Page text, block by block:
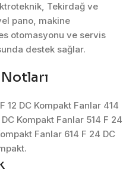
Tekirdağ ve
pano, makine
otomasyonu ve servis
destek sağlar.
12 DC Kompakt Fanlar 414
Kompakt Fanlar 514 F 24
Fanlar 614 F 24 DC